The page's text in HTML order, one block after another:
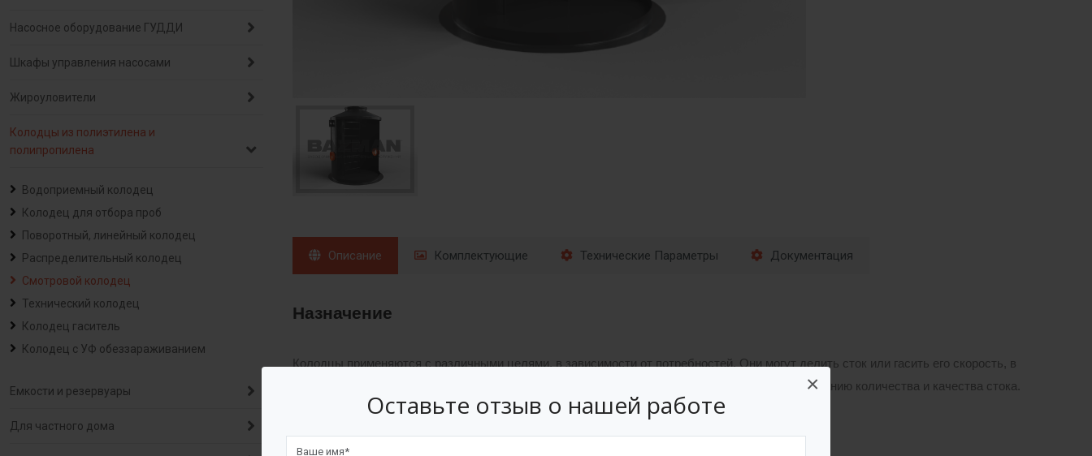
Оставьте отзыв о нашей работе
×
Насосное оборудование ГУДДИ
Шкафы управления насосами
Жироуловители
Колодцы из полиэтилена и
полипропилена
Водоприемный колодец
Колодец для отбора проб
Поворотный, линейный колодец
Распределительный колодец
Смотровой колодец
Технический колодец
Колодец гаситель
Колодец с УФ обеззараживанием
Емкости и резервуары
Для частного дома
Описание Комплектующие Технические Параметры Документация
Назначение
Колодцы применяются с различными целями, в зависимости от потребностей. Они могут делить сток или гасить его скорость, в
колодцах может находиться технологическое оборудование, которое способствует регулированию количества и качества стока.
Описание оборудования